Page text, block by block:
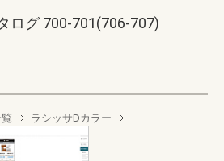
ログ 700-701(706-707)
ラシッサDカラー